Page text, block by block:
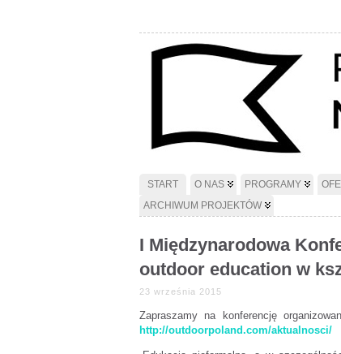
START O NAS PROGRAMY
ARCHIWUM PROJEKTÓW
I Międzynarodowa
outdoor education w
23 września 2015
Zapraszamy na konferencję
http://outdoorpoland.com/aktualnosci/